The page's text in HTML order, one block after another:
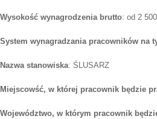
Wysokość wynagrodzenia brutto: od 2
System wynagradzania pracowników na
Nazwa stanowiska: ŚLUSARZ
Miejscowść, w której pracownik będzie
Województwo, w którym pracownik